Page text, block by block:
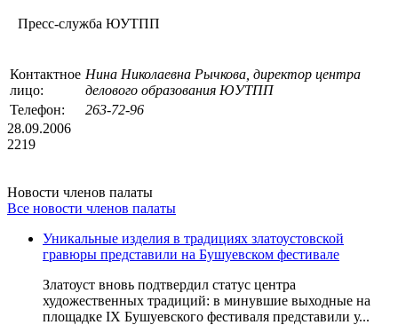
Пресс-служба ЮУТПП
Контактное
лицо:
Нина Николаевна Рычкова, директор центра
делового образования ЮУТПП
Телефон:
263-72-96
28.09.2006
2219
Новости членов палаты
Все новости членов палаты
Уникальные изделия в традициях златоустовской
гравюры представили на Бушуевском фестивале
Златоуст вновь подтвердил статус центра
художественных традиций: в минувшие выходные на
площадке IX Бушуевского фестиваля представили у...